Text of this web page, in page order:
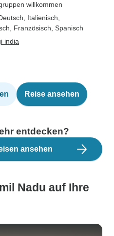
willkommen
Italienisch,
Französisch, Spanisch
india
Reise ansehen
entdecken?
ansehen
Nadu auf Ihre